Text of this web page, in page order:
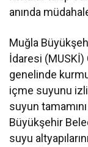
anında
Muğla
İdaresi (MUSKİ)
genelinde
içme suyunu
suyun
Büyükşehir
suyu